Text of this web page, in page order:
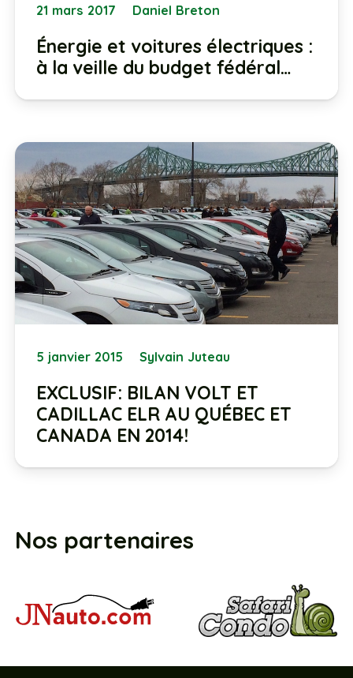
21 mars 2017 Daniel Breton
Énergie et voitures électriques :
à la veille du budget fédéral…
5 janvier 2015 Sylvain Juteau
EXCLUSIF: BILAN VOLT ET
CADILLAC ELR AU QUÉBEC ET
CANADA EN 2014!
Nos partenaires